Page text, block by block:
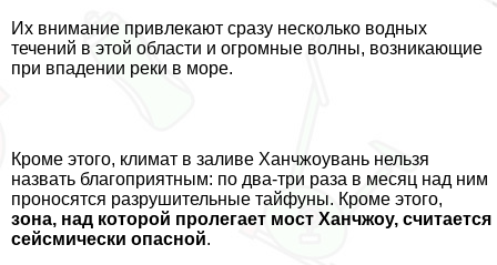
Их внимание привлекают сразу несколько водных
течений в этой области и огромные волны, возникающие
при впадении реки в море.
Кроме этого, климат в заливе Ханчжоувань нельзя
назвать благоприятным: по два-три раза в месяц над ним
проносятся разрушительные тайфуны. Кроме этого,
зона, над которой пролегает мост Ханчжоу, считается
сейсмически опасной.